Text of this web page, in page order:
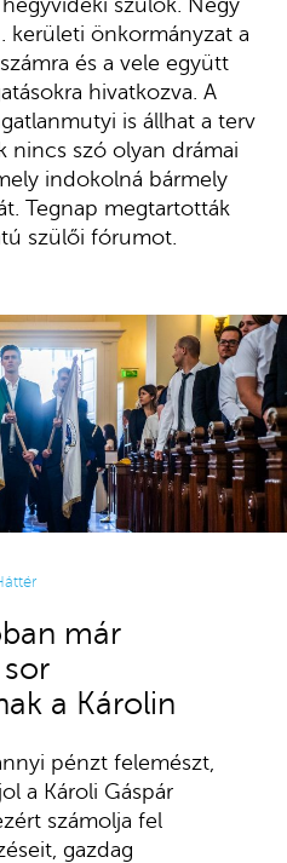
szülők. Négy
kerületi önkormányzat a
és a vele együtt
hivatkozva. A
is állhat a terv
nincs szó olyan drámai
indokolná bármely
Tegnap megtartották
szülői fórumot.
már
a Károlin
pénzt felemészt,
a Károli Gáspár
számolja fel
gazdag